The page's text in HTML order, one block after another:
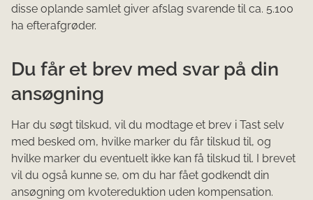
disse oplande samlet giver afslag svarende til ca. 5.100
ha efterafgrøder.
Du får et brev med svar på din
ansøgning
Har du søgt tilskud, vil du modtage et brev i Tast selv
med besked om, hvilke marker du får tilskud til, og
hvilke marker du eventuelt ikke kan få tilskud til. I brevet
vil du også kunne se, om du har fået godkendt din
ansøgning om kvotereduktion uden kompensation.